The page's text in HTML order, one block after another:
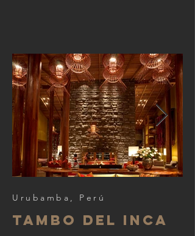
Tambo del Inca
Urubamba, Perú